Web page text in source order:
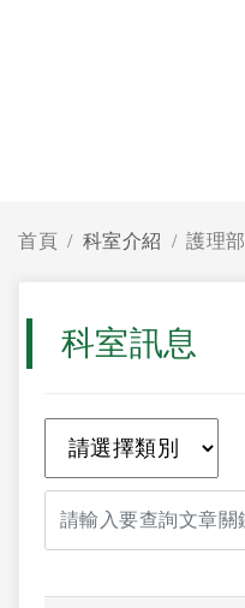
首頁 科室介紹 護理部
科室訊息